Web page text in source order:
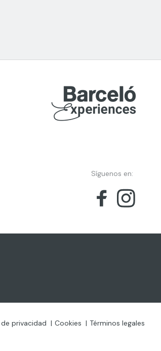
Síguenos en:
privacidad Cookies Términos legales